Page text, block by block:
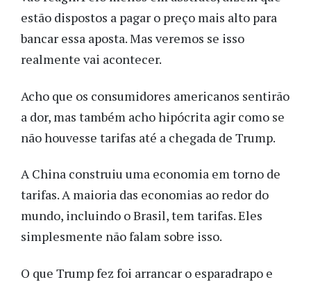
estão dispostos a pagar o preço mais alto para
bancar essa aposta. Mas veremos se isso
realmente vai acontecer.
Acho que os consumidores americanos sentirão
a dor, mas também acho hipócrita agir como se
não houvesse tarifas até a chegada de Trump.
A China construiu uma economia em torno de
tarifas. A maioria das economias ao redor do
mundo, incluindo o Brasil, tem tarifas. Eles
simplesmente não falam sobre isso.
O que Trump fez foi arrancar o esparadrapo e